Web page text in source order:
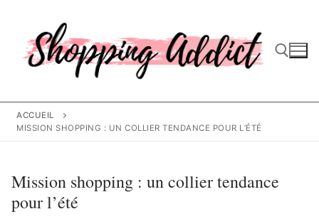
contenu
ACCUEIL
MISSION SHOPPING : UN COLLIER TENDANCE POUR L’ÉTÉ
Mission shopping : un collier tendance
pour l’été